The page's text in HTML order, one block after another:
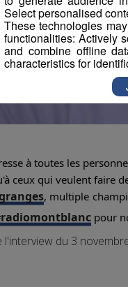
à toutes les
ceux qui veulent faire
, multiple
pour
l'interview du 3
Select personalised
These technologies
functionalities: Actively
and combine offline
characteristics for